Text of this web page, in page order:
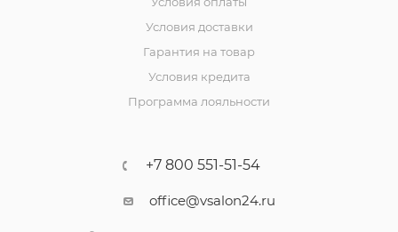
Условия доставки
Гарантия на товар
Условия кредита
Программа лояльности
+7 800 551-51-54
office@vsalon24.ru